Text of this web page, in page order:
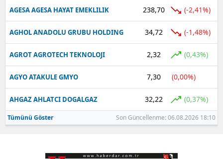
AGESA AGESA HAYAT EMEKLILIK 238,70 (-2,41%)
AGHOL ANADOLU GRUBU HOLDING 34,72 (-1,48%)
AGROT AGROTECH TEKNOLOJI 2,32 (0,43%)
AGYO ATAKULE GMYO 7,30 (0,00%)
AHGAZ AHLATCI DOGALGAZ 32,22 (0,37%)
Tümünü Göster Son Güncellenme: 06.08.2026 18:10